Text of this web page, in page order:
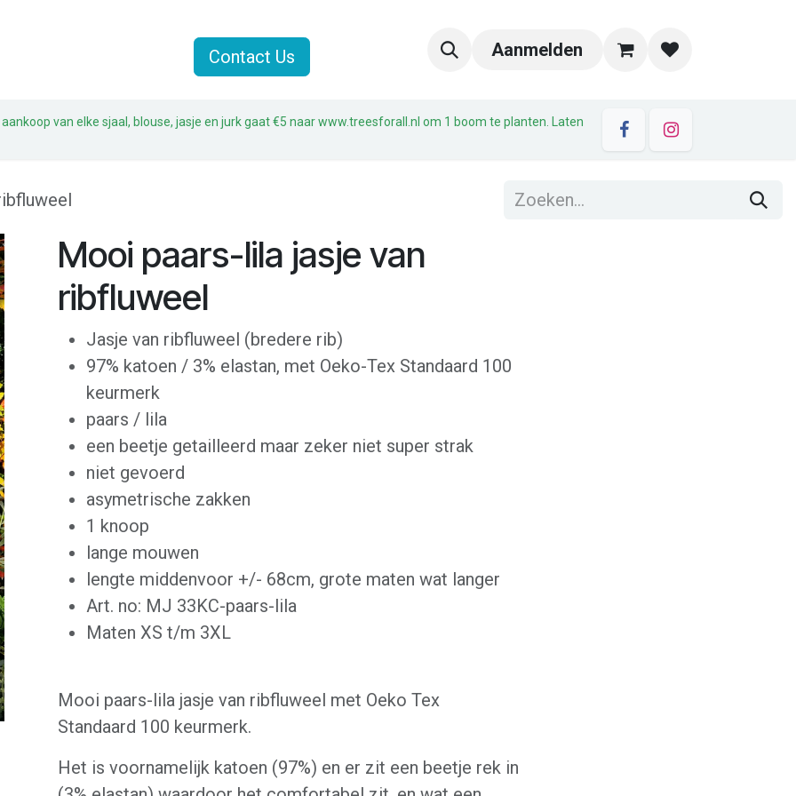
Contact Us Aanmelden
van elke sjaal, blouse, jasje en jurk gaat €5 naar www.treesforall.nl om 1 boom te planten. Laten
Mooi paars-lila jasje van
ribfluweel
Jasje van ribfluweel (bredere rib)
97% katoen / 3% elastan, met Oeko-Tex Standaard 100
keurmerk
paars / lila
een beetje getailleerd maar zeker niet super strak
niet gevoerd
asymetrische zakken
1 knoop
lange mouwen
lengte middenvoor +/- 68cm, grote maten wat langer
Art. no: MJ 33KC-paars-lila
Maten XS t/m 3XL
Mooi paars-lila jasje van ribfluweel met Oeko Tex
Standaard 100 keurmerk.
Het is voornamelijk katoen (97%) en er zit een beetje rek in